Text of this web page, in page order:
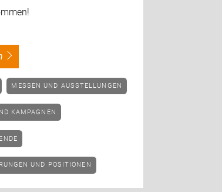
MESSEN UND AUSSTELLUNGEN
KAMPAGNEN
UND POSITIONEN